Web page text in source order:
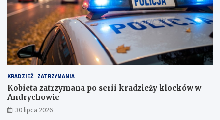
s
k
m
KRADZIEŻ ZATRZYMANIA
Kobieta zatrzymana po serii kradzieży klocków w
Andrychowie
30 lipca 2026